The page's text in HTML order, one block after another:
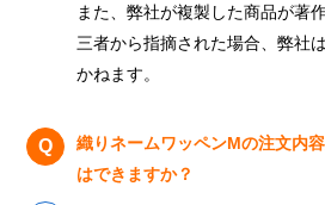
また、弊社が複製した商品が著
三者から指摘された場合、弊社
かねます。
織りネームワッペンMの注文内
はできますか？